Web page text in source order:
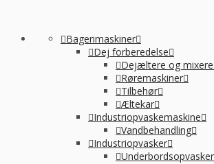
Bagerimaskiner
Dej forberedelse
Dejæltere og mixere
Røremaskiner
Tilbehør
Æltekar
Industriopvaskemaskine
Vandbehandling
Industriopvasker
Underbordsopvasker